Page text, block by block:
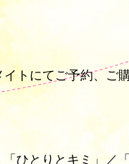
トにてご予約、ご
ひとりとキミ」／